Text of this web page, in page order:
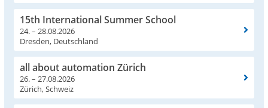
15th International Summer School
24. – 28.08.2026
Dresden, Deutschland
all about automation Zürich
26. – 27.08.2026
Zürich, Schweiz